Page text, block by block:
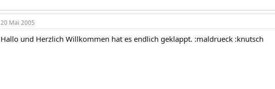
20 Mai 2005
Hallo und Herzlich Willkommen hat es endlich geklappt. :maldrueck :knutsch